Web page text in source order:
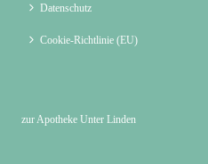
Datenschutz
Cookie-Richtlinie (EU)
zur Apotheke Unter Linden